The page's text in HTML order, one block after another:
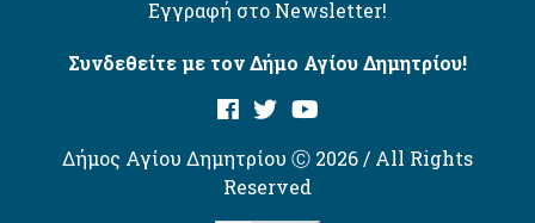
Εγγραφή στο Newsletter!
Συνδεθείτε με τον Δήμο Αγίου Δημητρίου!
Δήμος Αγίου Δημητρίου Ⓒ 2026 / All Rights
Reserved